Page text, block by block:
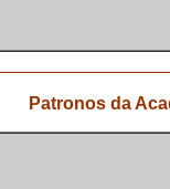
Patronos da